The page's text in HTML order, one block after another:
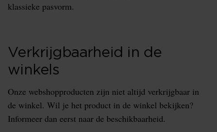
klassieke pasvorm.
Verkrijgbaarheid in de
winkels
Onze webshopproducten zijn niet altijd verkrijgbaar in
de winkel. Wil je het product in de winkel bekijken?
Informeer dan eerst naar de beschikbaarheid.